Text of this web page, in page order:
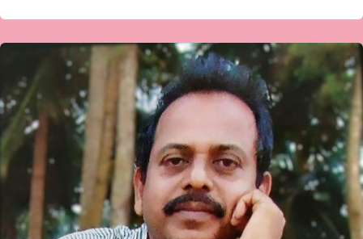
ಹಸನ್
ಮಾಡೂರು
ಅವರ
ಕವಿತೆ-
ʼಮಾನವ
ನೀನಾಗು.ʼ